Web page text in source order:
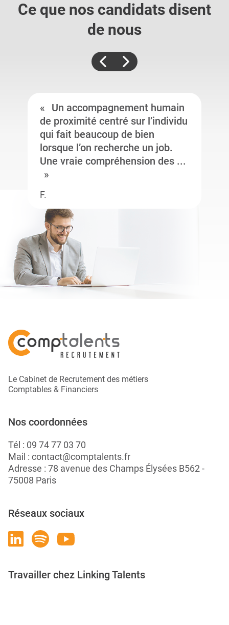
Ce que nos candidats disent
de nous
Un accompagnement humain
de proximité centré sur l’individu
qui fait beaucoup de bien
lorsque l’on recherche un job.
Une vraie compréhension des ...
F.
Le Cabinet de Recrutement des métiers
Comptables & Financiers
Nos coordonnées
Tél : 09 74 77 03 70
Mail : contact@comptalents.fr
Adresse : 78 avenue des Champs Élysées B562 -
75008 Paris
Réseaux sociaux
Travailler chez Linking Talents